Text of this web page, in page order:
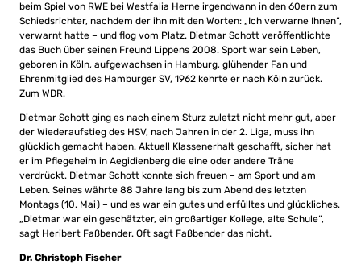
beim Spiel von RWE bei Westfalia Herne irgendwann in den 60ern zum
Schiedsrichter, nachdem der ihn mit den Worten: „Ich verwarne Ihnen“,
verwarnt hatte – und flog vom Platz. Dietmar Schott veröffentlichte
das Buch über seinen Freund Lippens 2008. Sport war sein Leben,
geboren in Köln, aufgewachsen in Hamburg, glühender Fan und
Ehrenmitglied des Hamburger SV, 1962 kehrte er nach Köln zurück.
Zum WDR.
Dietmar Schott ging es nach einem Sturz zuletzt nicht mehr gut, aber
der Wiederaufstieg des HSV, nach Jahren in der 2. Liga, muss ihn
glücklich gemacht haben. Aktuell Klassenerhalt geschafft, sicher hat
er im Pflegeheim in Aegidienberg die eine oder andere Träne
verdrückt. Dietmar Schott konnte sich freuen – am Sport und am
Leben. Seines währte 88 Jahre lang bis zum Abend des letzten
Montags (10. Mai) – und es war ein gutes und erfülltes und glückliches.
„Dietmar war ein geschätzter, ein großartiger Kollege, alte Schule“,
sagt Heribert Faßbender. Oft sagt Faßbender das nicht.
Dr. Christoph Fischer